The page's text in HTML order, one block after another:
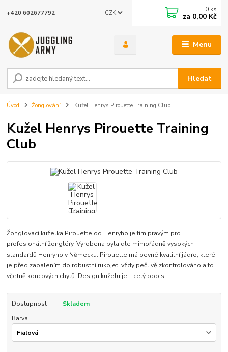
Menu
CZK
Hledat
+420 602677792 0 ks
za 0,00 Kč
Úvod Žonglování Kužel Henrys Pirouette Training Club
Kužel Henrys Pirouette Training
Club
Žonglovací kuželka Pirouette od Henryho je tím pravým pro
profesionální žongléry. Vyrobena byla dle mimořádně vysokých
standardů Henryho v Německu. Pirouette má pevné kvalitní jádro, které
je před zabalením do robustní rukojeti vždy pečlivě zkontrolováno a to
včetně koncových chytů. Design kuželu je... celý popis
Dostupnost
Skladem
Barva